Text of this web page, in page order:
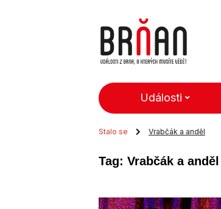
Události
Stalo se Vrabčák a anděl
Tag: Vrabčák a anděl